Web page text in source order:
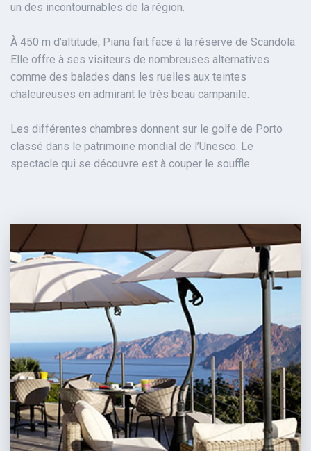
un des incontournables de la région.
À 450 m d’altitude, Piana fait face à la réserve de Scandola.
Elle offre à ses visiteurs de nombreuses alternatives
comme des balades dans les ruelles aux teintes
chaleureuses en admirant le très beau campanile.
Les différentes chambres donnent sur le golfe de Porto
classé dans le patrimoine mondial de l’Unesco. Le
spectacle qui se découvre est à couper le souffle.